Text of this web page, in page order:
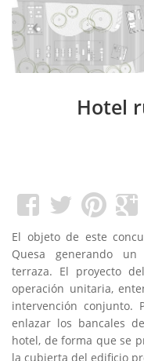
Hotel
El objeto de este
Quesa generando un
terraza. El proyecto
operación unitaria,
intervención conjunto.
enlazar los bancales
hotel, de forma que se
la cubierta del edificio